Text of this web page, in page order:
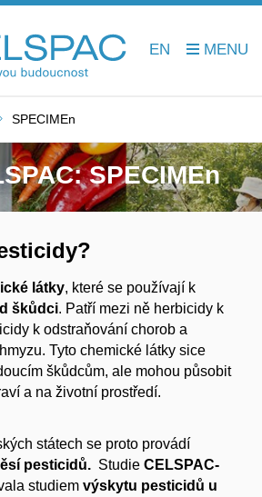
EN
SPECIMEn
SPECIMEn
látky, které se používají k
škůdci. Patří mezi ně herbicidy k
k odstraňování chorob a
Tyto chemické látky sice
škůdcům, ale mohou působit
a na životní prostředí.
státech se proto provádí
pesticidů. Studie CELSPAC-
studiem výskytu pesticidů u